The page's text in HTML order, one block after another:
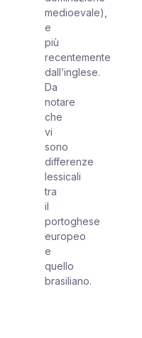
medioevale),
e
più
recentemente
dall’inglese.
Da
notare
che
vi
sono
differenze
lessicali
tra
il
portoghese
europeo
e
quello
brasiliano.